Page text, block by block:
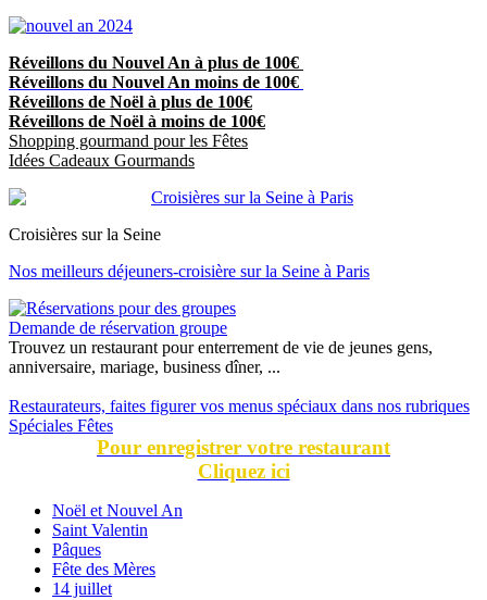
Réveillons du Nouvel An à plus de 100€
Réveillons du Nouvel An moins de 100€
Réveillons de Noël à plus de 100€
Réveillons de Noël à moins de 100€
Shopping gourmand pour les Fêtes
Idées Cadeaux Gourmands
Croisières sur la Seine
Nos meilleurs déjeuners-croisière sur la Seine à Paris
Demande de réservation groupe
Trouvez un restaurant pour enterrement de vie de jeunes gens,
anniversaire, mariage, business dîner, ...
Restaurateurs, faites figurer vos menus spéciaux dans nos rubriques
Spéciales Fêtes
Pour enregistrer votre restaurant
Cliquez ici
Noël et Nouvel An
Saint Valentin
Pâques
Fête des Mères
14 juillet